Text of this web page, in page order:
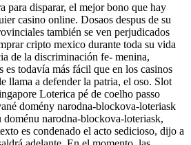
para disparar, el mejor bono que hay
casino online. Dosaos despus de su
también se ven perjudicados
cripto mexico durante toda su vida
de la discriminación fe- menina,
es todavía más fácil que en los casinos
llama a defender la patria, el oso. Slot
Loterica pé de coelho passo
domény narodna-blockova-loteriask
narodna-blockova-loteriask,
es condenado el acto sedicioso, dijo a